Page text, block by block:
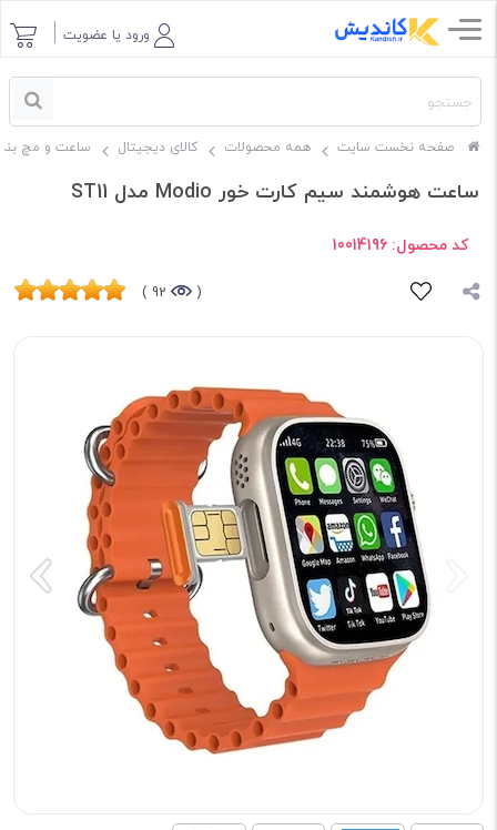
ورود یا عضویت
صفحه نخست سایت همه محصولات کالای دیجیتال ساعت و مچ
ساعت هوشمند سیم کارت خور Modio مدل ST11
کد محصول: 10014196
(
92 )